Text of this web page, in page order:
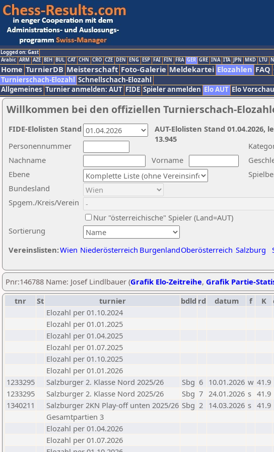
Logged on: Gast
Arabic ARM AZE BIH BUL CAT CHN CRO CZE DEN ENG ESP FAI FIN FRA GER GRE INA ITA JPN MKD LTU
Home TurnierDB Meisterschaft Foto-Galerie Meldekartei Elozahlen FAQ
Turnierschach-Elozahl Schnellschach-Elozahl
Allgemeines Turnier anmelden: AUT FIDE Spieler anmelden Elo AUT Elo Vorschau
Willkommen bei den offiziellen Turnierschach-
Nachname
Vorname
Ebene
Sortierung
Personennummer
Bundesland
Spgem./Kreis/Verein
Nur "österreichische" Spieler (Land=AUT)
Vereinslisten:Wien Niederösterreich BurgenlandOberösterreich Salzburg
AUT-Elolisten Stand
13.945
FIDE-Elolisten Stand
Pnr:146788 Name: Josef Lindlbauer (Grafik Elo-Zeitreihe, Grafik Partie-
tnr
St turnier bdld rd datum f K
Elozahl per 01.10.2024
Elozahl per 01.01.2025
Elozahl per 01.04.2025
Elozahl per 01.07.2025
Elozahl per 01.10.2025
Elozahl per 01.01.2026
1233295
Salzburger 2. Klasse Nord 2025/26 Sbg 6 10.01.2026 w 41.9
1233295
Salzburger 2. Klasse Nord 2025/26 Sbg 7 24.01.2026 s 41.9
1340211
Salzburger 2KN Play-off unten 2025/26 Sbg 2 14.03.2026 s 41.9
Gesamtpartien 3
Elozahl per 01.04.2026
Elozahl per 01.07.2026